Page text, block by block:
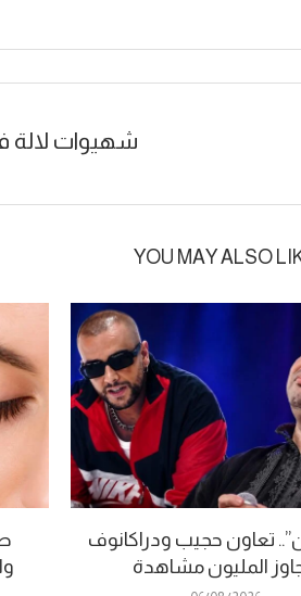
شهيوات لالة
YOU MAY ALSO
تعاون حجيب ودراكانوف
المليون مشاهدة